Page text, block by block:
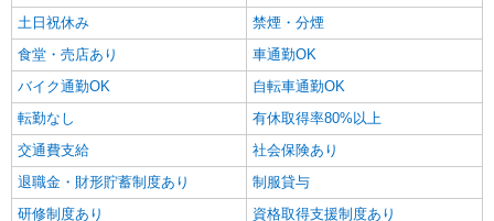
土日祝休み
禁煙・分煙
食堂・売店あり
車通勤OK
バイク通勤OK
自転車通勤OK
転勤なし
有休取得率80%以上
交通費支給
社会保険あり
退職金・財形貯蓄制度あり
制服貸与
研修制度あり
資格取得支援制度あり